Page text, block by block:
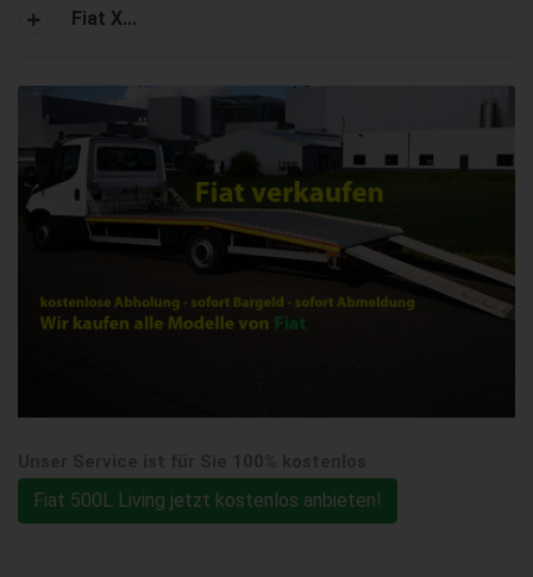
Fiat X...
Fiat 500L Living jetzt kostenlos anbieten!